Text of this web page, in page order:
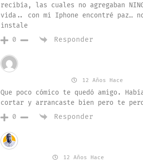
recibía, las cuales no agregaban
vida.. con mi Iphone encontré paz…
instale
0
Responder
12 Años Hace
Que poco cómico te quedó amigo.
cortar y arrancaste bien pero te
0
Responder
12 Años Hace